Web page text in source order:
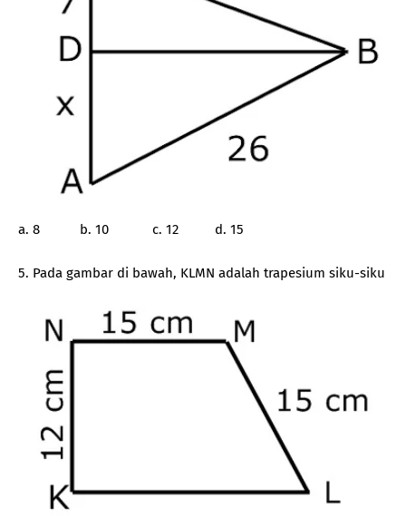
a. 8 b. 10 c. 12 d. 15
5. Pada gambar di bawah, KLMN adalah trapesium siku-siku